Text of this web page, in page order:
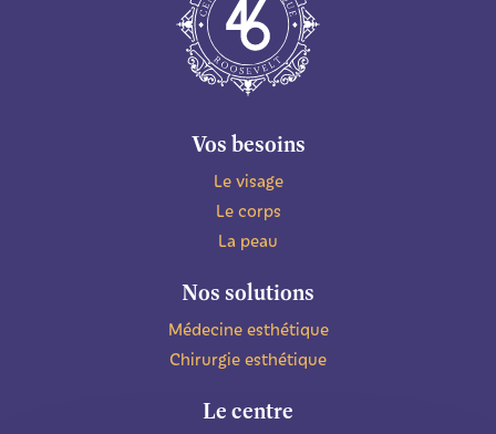
Vos besoins
Le visage
Le corps
La peau
Nos solutions
Médecine esthétique
Chirurgie esthétique
Le centre